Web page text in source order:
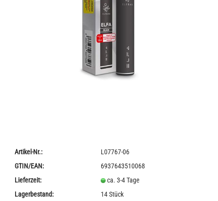
Artikel-Nr.:
L07767-06
GTIN/EAN:
6937643510068
Lieferzeit:
ca. 3-4 Tage
Lagerbestand:
14Stück